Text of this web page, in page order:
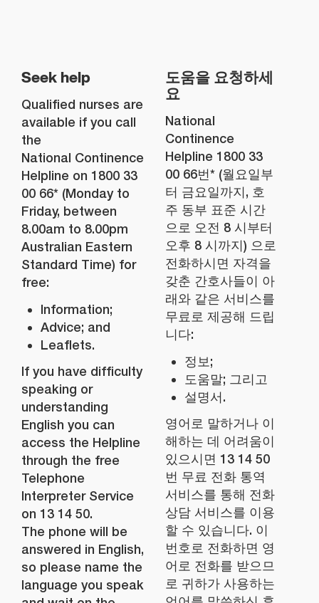
Seek help
Qualified nurses are
available if you call
the
National Continence
Helpline on 1800 33
00 66* (Monday to
Friday, between
8.00am to 8.00pm
Australian Eastern
Standard Time) for
free:
Information;
Advice; and
Leaflets.
If you have difficulty
speaking or
understanding
English you can
access the Helpline
through the free
Telephone
Interpreter Service
on 13 14 50.
The phone will be
answered in English,
so please name the
language you speak
도움을 요청하세
요
National
Continence
Helpline 1800 33
00 66번* (월요일부
터 금요일까지, 호
주 동부 표준 시간
으로 오전 8 시부터
오후 8 시까지) 으로
전화하시면 자격을
갖춘 간호사들이 아
래와 같은 서비스를
무료로 제공해 드립
니다:
정보;
도움말; 그리고
설명서.
영어로 말하거나 이
해하는 데 어려움이
있으시면 13 14 50
번 무료 전화 통역
서비스를 통해 전화
상담 서비스를 이용
할 수 있습니다. 이
번호로 전화하면 영
어로 전화를 받으므
로 귀하가 사용하는